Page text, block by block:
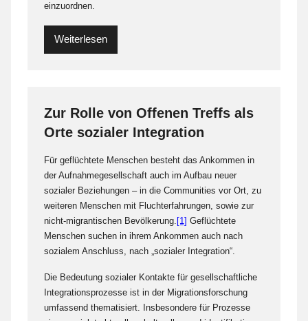
einzuordnen.
Weiterlesen
Zur Rolle von Offenen Treffs als
Orte sozialer Integration
Für geflüchtete Menschen besteht das Ankommen in
der Aufnahmegesellschaft auch im Aufbau neuer
sozialer Beziehungen – in die Communities vor Ort, zu
weiteren Menschen mit Fluchterfahrungen, sowie zur
nicht-migrantischen Bevölkerung. [1] Geflüchtete
Menschen suchen in ihrem Ankommen auch nach
sozialem Anschluss, nach „sozialer Integration“.
Die Bedeutung sozialer Kontakte für gesellschaftliche
Integrationsprozesse ist in der Migrationsforschung
umfassend thematisiert. Insbesondere für Prozesse